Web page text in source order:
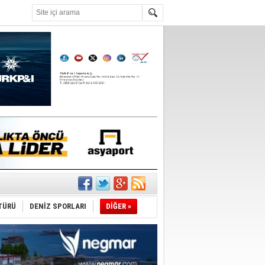
oldu
yapacak
DENİZ SPORLARI DİĞER »